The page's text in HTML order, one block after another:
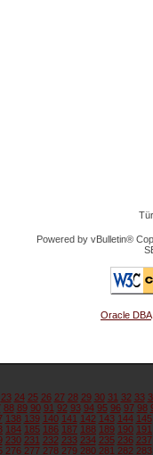
Powered by vBulletin®
Oracle DBA
23 24 25 26 27 28 29 30 31 32 33
88 89 90 91 92 93 94 95 96 97 98
138 139 140 141 142 143 144 145
184 185 186 187 188 189 190 191
230 231 232 233 234 235 236 237
276 277 278 279 280 281 282 283